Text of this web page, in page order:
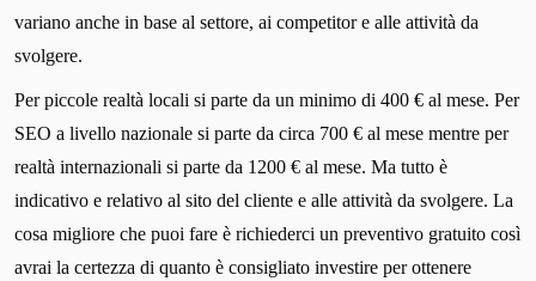
variano anche in base al settore, ai competitor e alle attività da
svolgere.
Per piccole realtà locali si parte da un minimo di 400 € al mese. Per
SEO a livello nazionale si parte da circa 700 € al mese mentre per
realtà internazionali si parte da 1200 € al mese. Ma tutto è
indicativo e relativo al sito del cliente e alle attività da svolgere. La
cosa migliore che puoi fare è richiederci un preventivo gratuito così
avrai la certezza di quanto è consigliato investire per ottenere